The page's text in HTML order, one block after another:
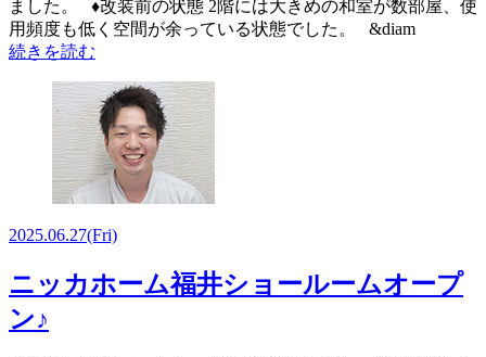
ました。 ♦改装前の状態 2階には大きめの和室が数部屋、使
用頻度も低く空間が余っている状態でした。 &diam
続きを読む
2025.06.27(Fri)
ニッカホーム福井ショールームオープ
ン♪